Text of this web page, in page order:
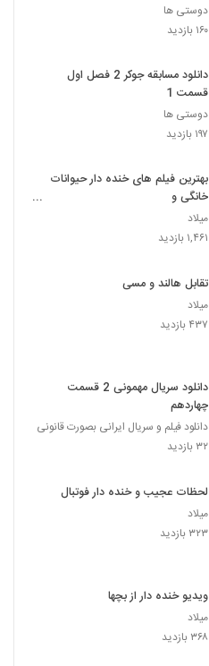
دوستی ها
۱۶۰ بازدید
دانلود مسابقه جوکر 2 فصل اول
قسمت 1
دوستی ها
۱۹۷ بازدید
بهترین فیلم های خنده دار حیوانات
خانگی و
کودکان,مستند,حیوانات,شکار,حیات
وحش,راز بقا
میلاد
۱,۴۶۱ بازدید
تقابل هالند و مسی
میلاد
۴۳۷ بازدید
دانلود سریال مهمونی 2 قسمت
چهاردهم
دانلود فیلم و سریال ایرانی بصورت قانونی
۳۲ بازدید
لحظات عجیب و خنده دار فوتبال
میلاد
۳۲۳ بازدید
ویدیو خنده دار از بچها
میلاد
۳۶۸ بازدید